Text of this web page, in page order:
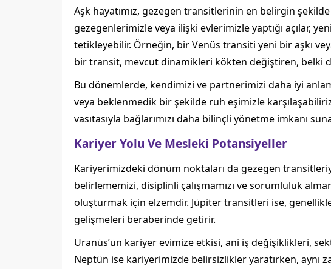
Aşk hayatımız, gezegen transitlerinin en belirgin
gezegenlerimizle veya ilişki evlerimizle yaptığı açılar,
tetikleyebilir. Örneğin, bir Venüs transiti yeni bir aşkı
bir transit, mevcut dinamikleri kökten değiştiren, belki
Bu dönemlerde, kendimizi ve partnerimizi daha iyi
veya beklenmedik bir şekilde ruh eşimizle
vasıtasıyla bağlarımızı daha bilinçli yönetme imkanı
Kariyer Yolu Ve Mesleki Potansiyeller
Kariyerimizdeki dönüm noktaları da gezegen
belirlememizi, disiplinli çalışmamızı ve sorumluluk
oluşturmak için elzemdir. Jüpiter transitleri ise,
gelişmeleri beraberinde getirir.
Uranüs’ün kariyer evimize etkisi, ani iş değişiklikleri,
Neptün ise kariyerimizde belirsizlikler yaratırken, aynı